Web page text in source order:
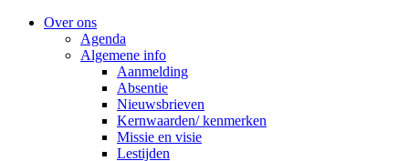
Over ons
Agenda
Algemene info
Aanmelding
Absentie
Nieuwsbrieven
Kernwaarden/ kenmerken
Missie en visie
Lestijden